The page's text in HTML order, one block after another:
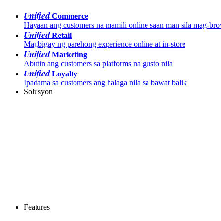
UnifiedCommerce
Hayaan ang customers na mamili online saan man sila mag-
UnifiedRetail
Magbigay ng parehong experience online at in-store
UnifiedMarketing
Abutin ang customers sa platforms na gusto nila
UnifiedLoyalty
Ipadama sa customers ang halaga nila sa bawat balik
Solusyon
Features